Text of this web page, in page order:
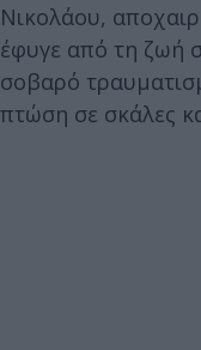
Νικολάου,
έφυγε από τη ζωή
σοβαρό
πτώση σε σκάλες